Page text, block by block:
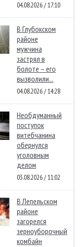
04.08.2026 / 17:10
В Глубокском
районе
мужчина
застрял в
болоте – его
вызволили...
04.08.2026 / 14:28
Необдуманный
поступок
витебчанина
обернулся
уголовным
делом
03.08.2026 / 11:02
В Лепельском
районе
загорелся
зерноуборочный
комбайн